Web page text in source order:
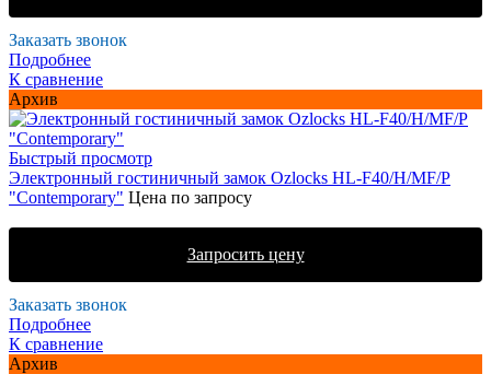
Заказать звонок
Подробнее
К сравнение
Архив
Быстрый просмотр
Электронный гостиничный замок Ozlocks HL-F40/H/MF/P
"Contemporary" Цена по запросу
Запросить цену
Заказать звонок
Подробнее
К сравнение
Архив